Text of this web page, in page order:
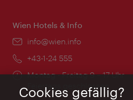
Wien Hotels & Info
Email:
info@wien.info
Telefon:
+43-1-24 555
Öffnungszeiten:
Montag - Freitag 9 – 17 Uhr
Feiertags geschlossen
Cookies gefällig?